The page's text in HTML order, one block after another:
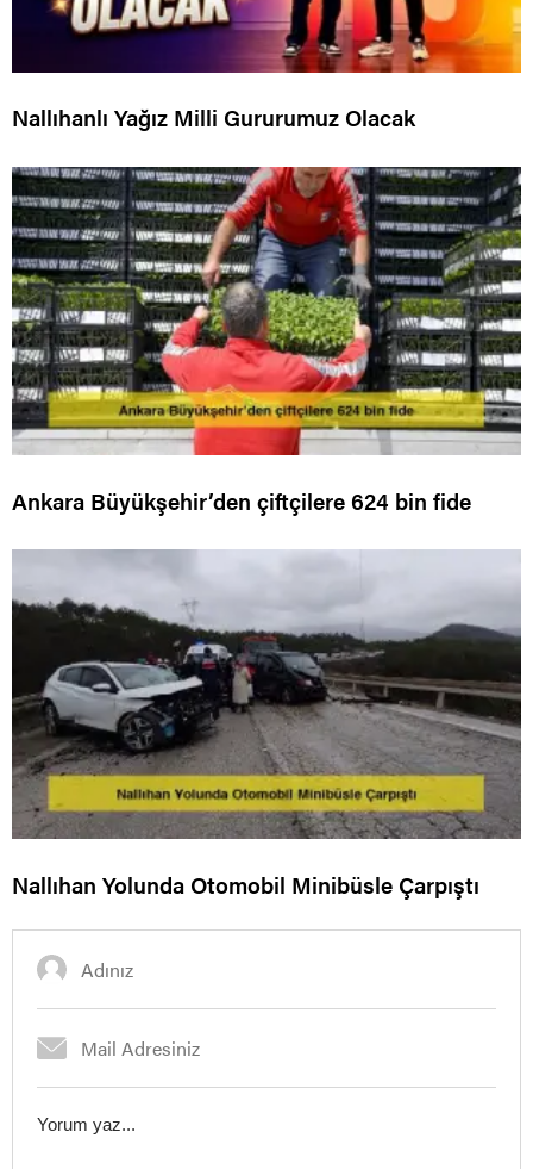
Nallıhanlı Yağız Milli Gururumuz Olacak
Ankara Büyükşehir’den çiftçilere 624 bin fide
Nallıhan Yolunda Otomobil Minibüsle Çarpıştı